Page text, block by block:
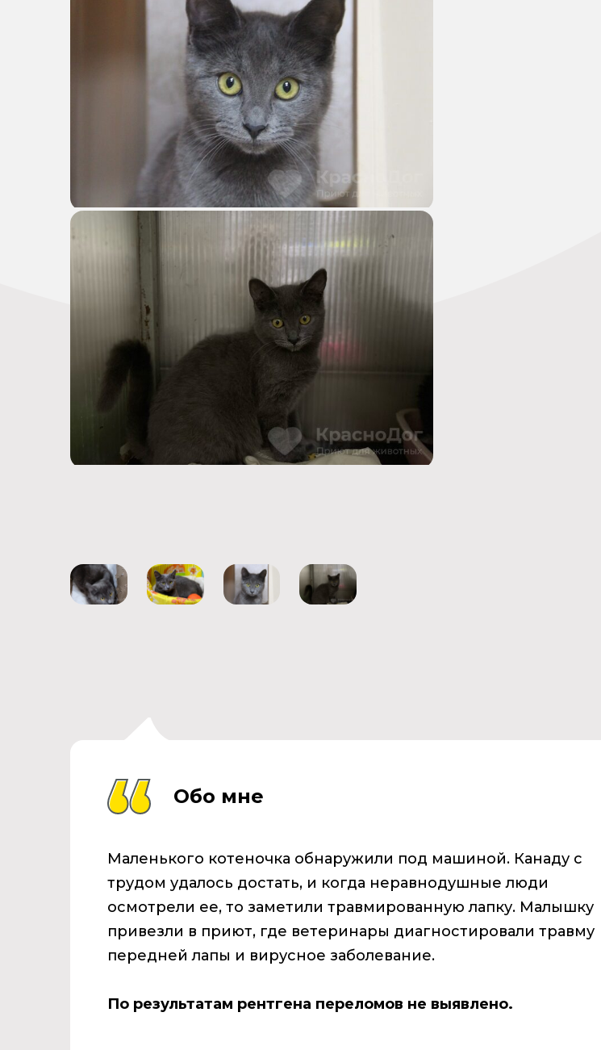
Обо мне
Маленького котеночка обнаружили под машиной. Канаду с
трудом удалось достать, и когда неравнодушные люди
осмотрели ее, то заметили травмированную лапку. Малышку
привезли в приют, где ветеринары диагностировали травму
передней лапы и вирусное заболевание.
По результатам рентгена переломов не выявлено.